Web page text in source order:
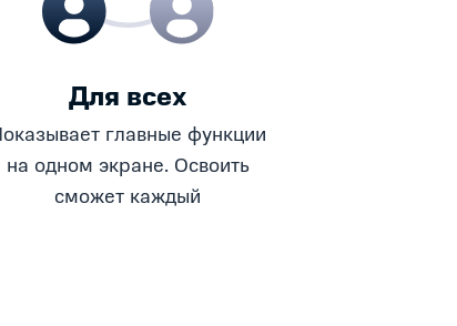
Для всех
главные функции
на одном экране. Освоить
сможет каждый